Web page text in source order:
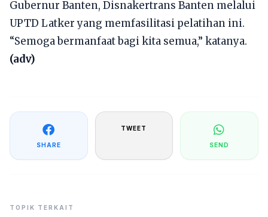
Gubernur Banten, Disnakertrans Banten melalui
UPTD Latker yang memfasilitasi pelatihan ini.
“Semoga bermanfaat bagi kita semua,” katanya.
(adv)
SHARE
TWEET
SEND
TOPIK TERKAIT